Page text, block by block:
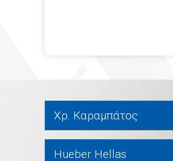
Χρ. Καραμπάτος
Hueber Hellas